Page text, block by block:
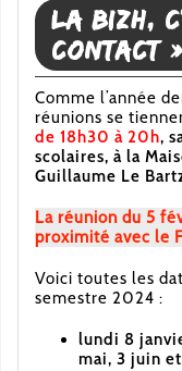
La Bizh,
contact
Comme l’année
réunions se
de 18h30 à 20h,
scolaires, à la
Guillaume Le
La réunion du 5
proximité avec le
Voici toutes les
semestre 2024 :
lundi 8
mai, 3 juin